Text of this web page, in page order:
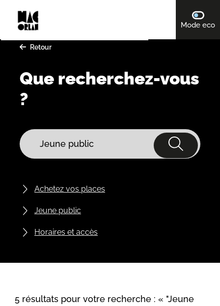
e
u
e
n
Mode eco
Retour
Que recherchez-vous
?
Vous cherchez une actualité, un événement, une
Achetez vos places
Jeune public
Horaires et accès
5 résultats pour votre recherche : « "Jeune